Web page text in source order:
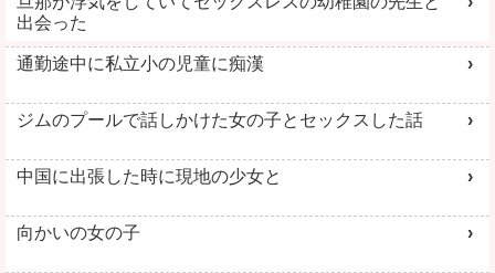
出会った
通勤途中に私立小の児童に痴漢
ジムのプールで話しかけた女の子とセックスした話
中国に出張した時に現地の少女と
向かいの女の子